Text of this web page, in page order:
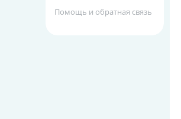
Помощь и обратная связь